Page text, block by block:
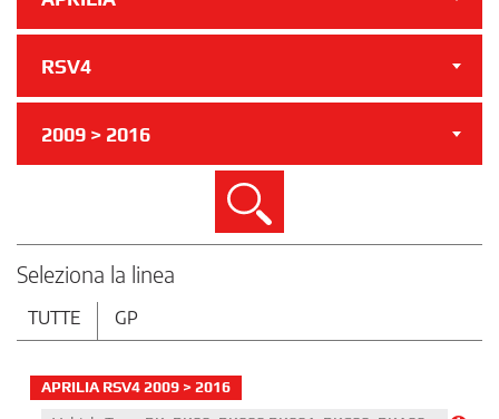
RSV4
2009 > 2016
Cerca
Seleziona la linea
TUTTE GP
APRILIA RSV4 2009 > 2016